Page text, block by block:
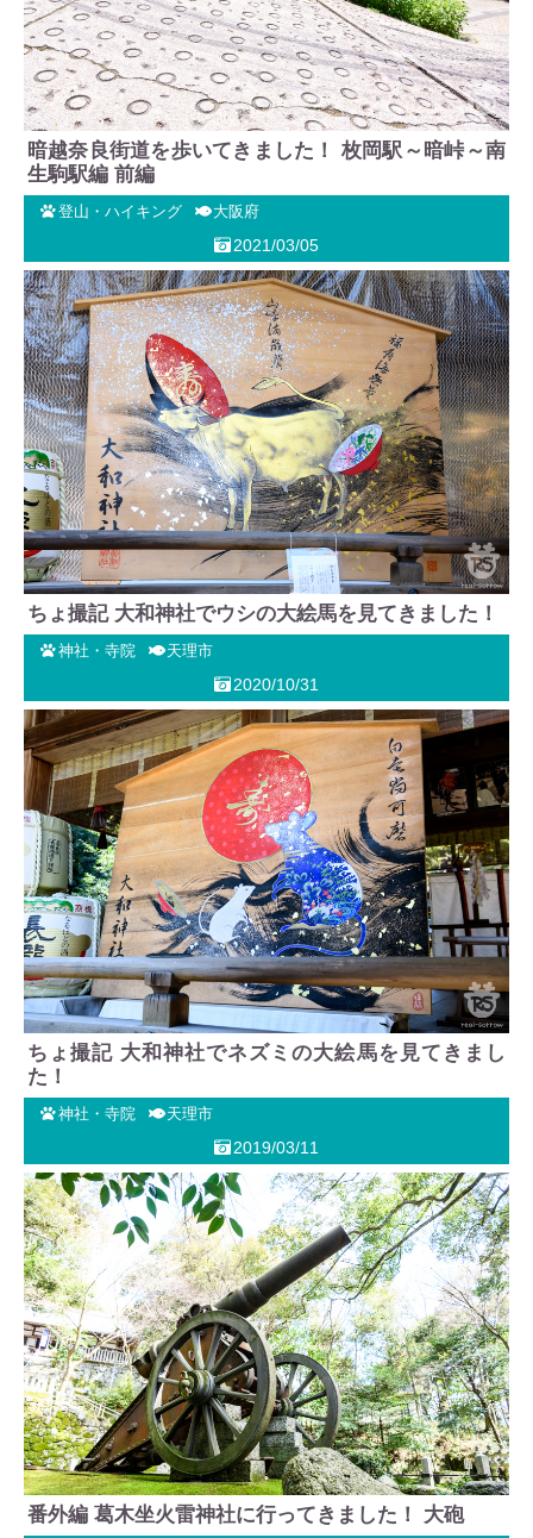
暗越奈良街道を歩いてきました！ 枚岡駅～暗峠～南
生駒駅編 前編
登山・ハイキング 大阪府
2021/03/05
ちょ撮記 大和神社でウシの大絵馬を見てきました！
神社・寺院 天理市
2020/10/31
ちょ撮記 大和神社でネズミの大絵馬を見てきまし
た！
神社・寺院 天理市
2019/03/11
番外編 葛木坐火雷神社に行ってきました！ 大砲